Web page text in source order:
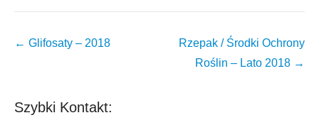
Nawigacja
← Glifosaty – 2018
Rzepak / Środki Ochrony
Roślin – Lato 2018 →
Szybki Kontakt: